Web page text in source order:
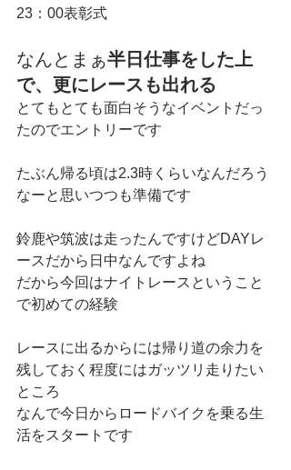
23：00表彰式
なんとまぁ半日仕事をした上
で、更にレースも出れる
とてもとても面白そうなイベントだっ
たのでエントリーです
たぶん帰る頃は2.3時くらいなんだろう
なーと思いつつも準備です
鈴鹿や筑波は走ったんですけどDAYレ
ースだから日中なんですよね
だから今回はナイトレースということ
で初めての経験
レースに出るからには帰り道の余力を
残しておく程度にはガッツリ走りたい
ところ
なんで今日からロードバイクを乗る生
活をスタートです